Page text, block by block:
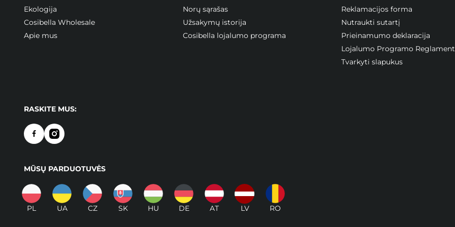
Ekologija
Cosibella Wholesale
Apie mus
Norų sąrašas
Užsakymų istorija
Cosibella lojalumo programa
Reklamacijos forma
Nutraukti sutartį
Prieinamumo deklaracija
Lojalumo Programo
Tvarkyti slapukus
RASKITE MUS:
MŪSŲ PARDUOTUVĖS
PL UA CZ SK HU DE AT LV RO